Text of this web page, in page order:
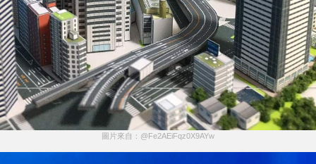
圖片來自：@Fe2AEiFqz0X9AYw